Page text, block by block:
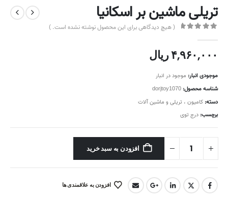
تریلی ماشین بر اسکانیا
( هیچ دیدگاهی برای این محصول نوشته نشده است. )
۴,۹۶۰,۰۰۰ریال
موجودی انبار: موجود در انبار
شناسه محصول: dorjtoy1070
دسته: کامیون ، تریلی و ماشین آلات
برچسب: درج توی
افزودن به سبد خرید
افزودن به علاقمندی ها